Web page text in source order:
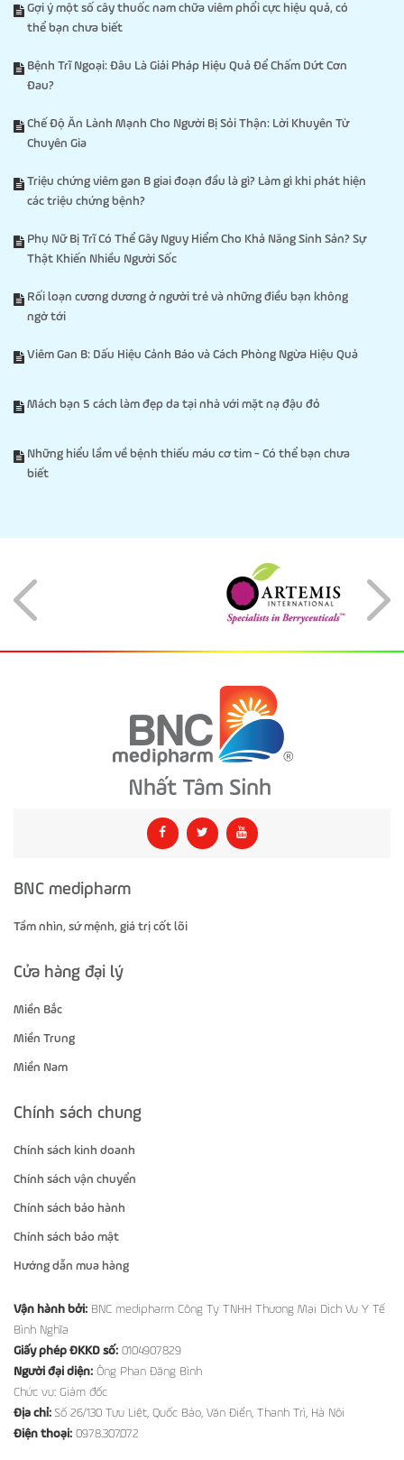
Gợi ý một số cây thuốc nam chữa viêm phổi cực hiệu quả, có
thể bạn chưa biết
Bệnh Trĩ Ngoại: Đâu Là Giải Pháp Hiệu Quả Để Chấm Dứt Cơn
Đau?
Chế Độ Ăn Lành Mạnh Cho Người Bị Sỏi Thận: Lời Khuyên Từ
Chuyên Gia
Triệu chứng viêm gan B giai đoạn đầu là gì? Làm gì khi phát hiện
các triệu chứng bệnh?
Phụ Nữ Bị Trĩ Có Thể Gây Nguy Hiểm Cho Khả Năng Sinh Sản? Sự
Thật Khiến Nhiều Người Sốc
Rối loạn cương dương ở người trẻ và những điều bạn không
ngờ tới
Viêm Gan B: Dấu Hiệu Cảnh Báo và Cách Phòng Ngừa Hiệu Quả
Mách bạn 5 cách làm đẹp da tại nhà với mặt nạ đậu đỏ
Những hiểu lầm về bệnh thiếu máu cơ tim - Có thể bạn chưa
biết
BNC medipharm
Tầm nhìn, sứ mệnh, giá trị cốt lõi
Cửa hàng đại lý
Miền Bắc
Miền Trung
Miền Nam
Chính sách chung
Chính sách kinh doanh
Chính sách vận chuyển
Chính sách bảo hành
Chính sách bảo mật
Hướng dẫn mua hàng
Vận hành bởi: BNC medipharm Công Ty TNHH Thương Mại Dịch Vụ Y Tế
Bình Nghĩa
Giấy phép ĐKKD số: 0104907829
Người đại diện: Ông Phan Đăng Bình
Chức vụ: Giám đốc
Địa chỉ: Số 26/130 Tựu Liệt, Quốc Bảo, Văn Điển, Thanh Trì, Hà Nội
Điện thoại: 0978.307.072